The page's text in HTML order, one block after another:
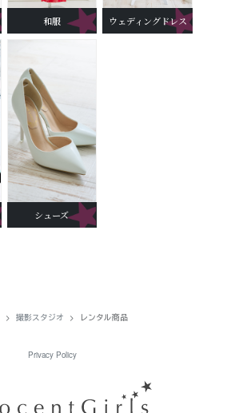
和服 ウェディングドレス
シューズ
撮影スタジオ レンタル商品
Privacy Policy